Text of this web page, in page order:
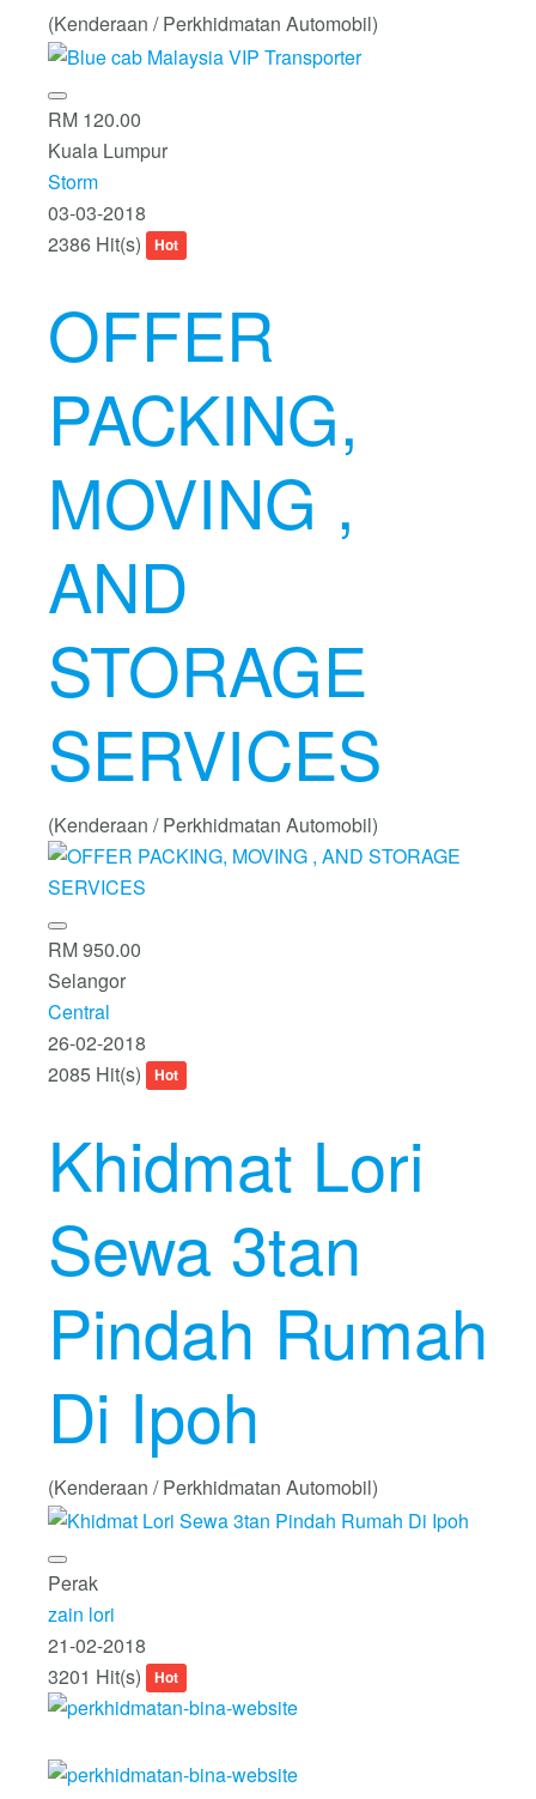
(Kenderaan / Perkhidmatan Automobil)
RM 120.00
Kuala Lumpur
Storm
03-03-2018
2386 Hit(s)
Hot
OFFER
PACKING,
MOVING ,
AND
STORAGE
SERVICES
(Kenderaan / Perkhidmatan Automobil)
RM 950.00
Selangor
Central
26-02-2018
2085 Hit(s)
Hot
Khidmat Lori
Sewa 3tan
Pindah Rumah
Di Ipoh
(Kenderaan / Perkhidmatan Automobil)
Perak
zain lori
21-02-2018
3201 Hit(s)
Hot